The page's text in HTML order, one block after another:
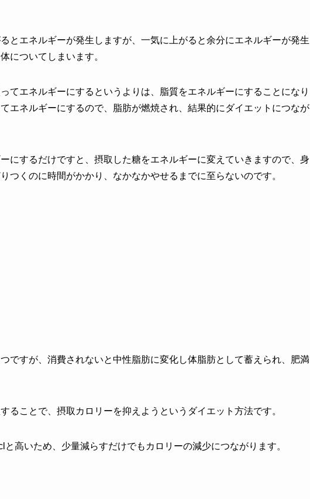
とエネルギーが発生しますが、一気に上がると余分にエネルギーが発生
についてしまいます。
てエネルギーにするというよりは、脂質をエネルギーにすることになり
エネルギーにするので、脂肪が燃焼され、結果的にダイエットにつなが
にするだけですと、摂取した糖をエネルギーに変えていきますので、身
つくのに時間がかかり、なかなかやせるまでに至らないのです。
ですが、消費されないと中性脂肪に変化し体脂肪として蓄えられ、肥満
ることで、摂取カロリーを抑えようというダイエット方法です。
高いため、少量減らすだけでもカロリーの減少につながります。